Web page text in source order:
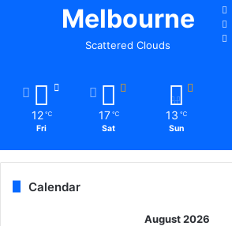
Melbourne
Scattered Clouds
12 ℃
Fri
17 ℃
Sat
13 ℃
Sun
Calendar
August 2026